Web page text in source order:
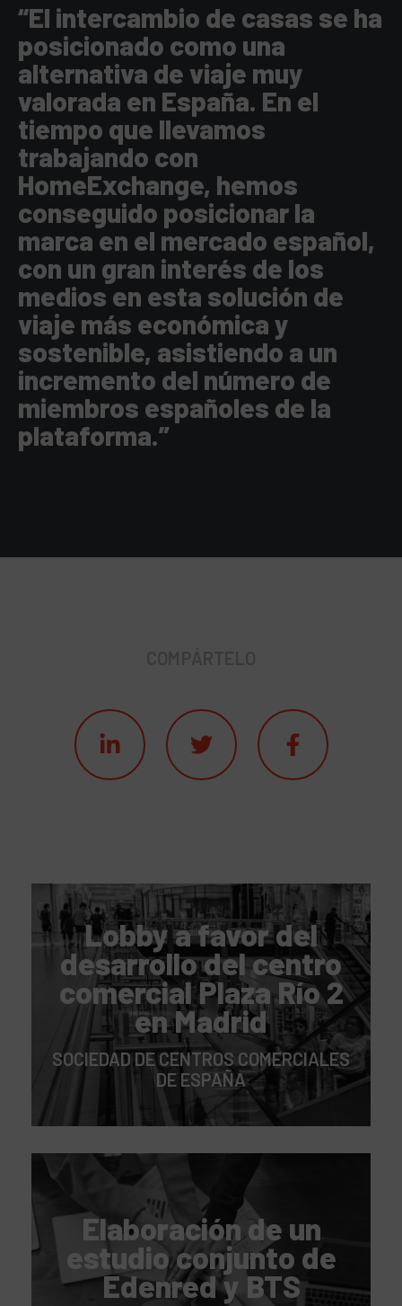
“El intercambio de casas se ha
posicionado como una
alternativa de viaje muy
valorada en España. En el
tiempo que llevamos
trabajando con
HomeExchange, hemos
conseguido posicionar la
marca en el mercado español,
con un gran interés de los
medios en esta solución de
viaje más económica y
sostenible, asistiendo a un
incremento del número de
miembros españoles de la
plataforma.”
Lobby a favor del
desarrollo del centro
comercial Plaza Río 2
en Madrid
SOCIEDAD DE CENTROS COMERCIALES
DE ESPAÑA
Elaboración de un
estudio conjunto de
Edenred y BTS